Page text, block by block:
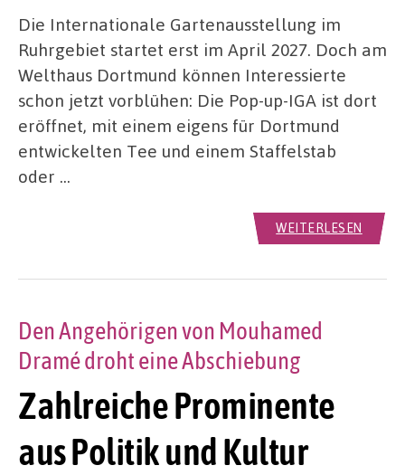
Die Internationale Gartenausstellung im
Ruhrgebiet startet erst im April 2027. Doch am
Welthaus Dortmund können Interessierte
schon jetzt vorblühen: Die Pop-up-IGA ist dort
eröffnet, mit einem eigens für Dortmund
entwickelten Tee und einem Staffelstab
oder …
WEITERLESEN
Zahlreiche Prominente
aus Politik und Kultur
Den Angehörigen von Mouhamed
Dramé droht eine Abschiebung